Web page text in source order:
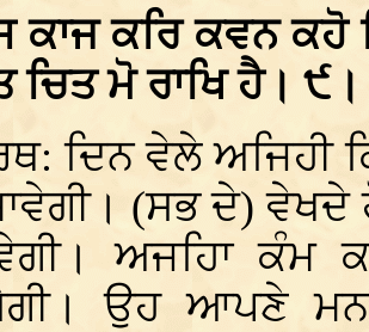
ਕਾਜ ਕਰਿ ਕਵਨ ਕਹੋ
ਚਿਤ ਮੋ ਰਾਖਿ ਹੈ। ੯।
ਦਿਨ ਵੇਲੇ ਅਜਿਹੀ
(ਸਭ ਦੇ)
ਅਜਹਿਾ
ਉਹ ਆਪਣੇ